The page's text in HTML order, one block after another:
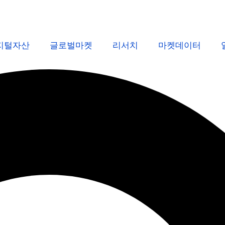
털자산 글로벌마켓 리서치 마켓데이터